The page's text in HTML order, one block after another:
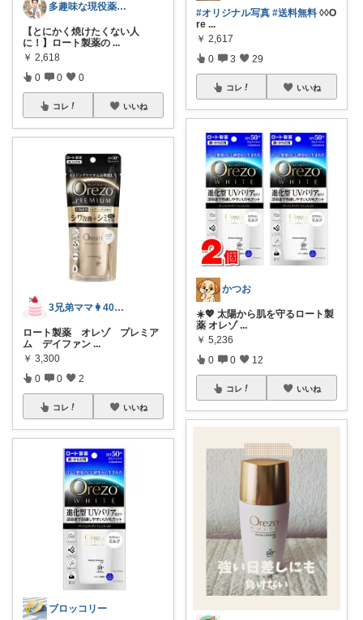
多趣味な現役薬剤師の目利きROOM
【とにかく焼けたくない人
に！】ロート製薬の ...
￥ 2,618
0 0 0
コレ いいね
3兄弟ママ👩40代⭐︎購入感謝です⭐︎
ロート製薬 オレゾ プレミア
ム デイファン ...
￥ 3,300
0 0 2
コレ いいね
ブロッコリー
#オリジナル写真 #送料無料 ◊◊O
re ...
￥ 2,617
0 3 29
コレ いいね
かつお
☀️💖 太陽から肌を守るロート製
薬 オレゾ ...
￥ 5,236
0 0 12
コレ いいね